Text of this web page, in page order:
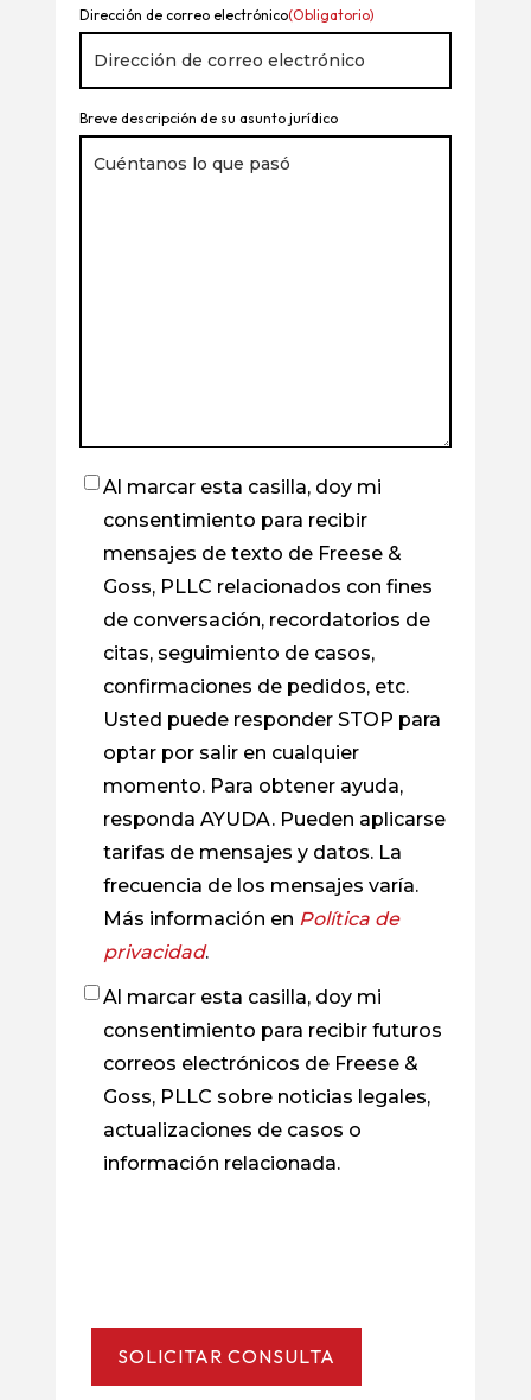
Dirección de correo electrónico(Obligatorio)
Breve descripción de su asunto jurídico
Casilla
verificación
Al marcar esta casilla, doy mi
consentimiento para recibir
mensajes de texto de Freese &
Goss, PLLC relacionados con fines
de conversación, recordatorios de
citas, seguimiento de casos,
confirmaciones de pedidos, etc.
Usted puede responder STOP para
optar por salir en cualquier
momento. Para obtener ayuda,
responda AYUDA. Pueden aplicarse
tarifas de mensajes y datos. La
frecuencia de los mensajes varía.
Más información en Política de
privacidad.
Casilla
verificación
Al marcar esta casilla, doy mi
consentimiento para recibir futuros
correos electrónicos de Freese &
Goss, PLLC sobre noticias legales,
actualizaciones de casos o
información relacionada.